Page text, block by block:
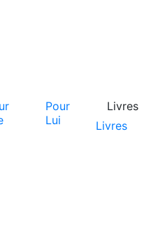
Pour
Lui
Livres
Livres